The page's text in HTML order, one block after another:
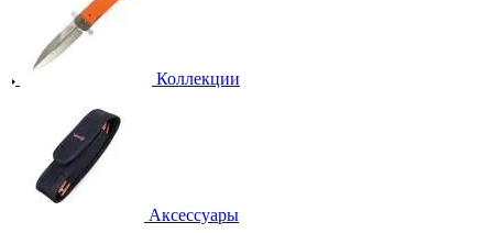
Коллекции
Аксессуары